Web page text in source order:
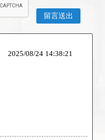
2025/08/24 14:38:21